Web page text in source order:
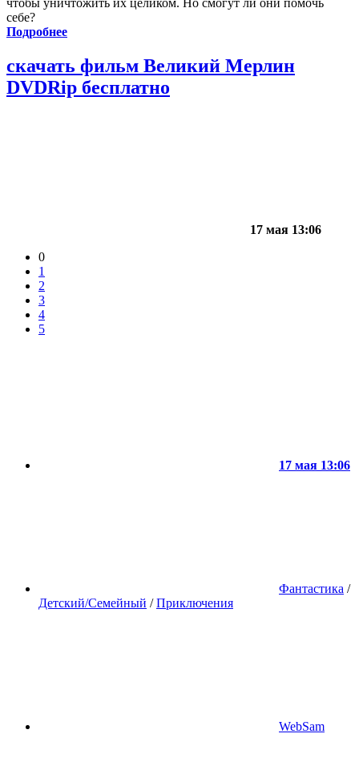
себе?
Подробнее
скачать фильм Великий Мерлин
DVDRip бесплатно
17 мая 13:06
0
1
2
3
4
5
17 мая 13:06
Фантастика /
Детский/Семейный /Приключения
WebSam